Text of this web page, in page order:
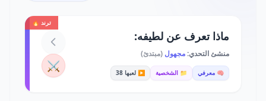
ترند 🔥
ماذا تعرف عن لطيفه:
منشئ التحدي:مجهول (مبتدئ)
🧠 معرفي 📁 الشخصية ▶️ لعبها 38 ⚔️